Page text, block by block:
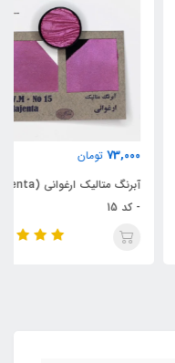
تومان
آبرنگ متالیک ارغوانی (Majenta)